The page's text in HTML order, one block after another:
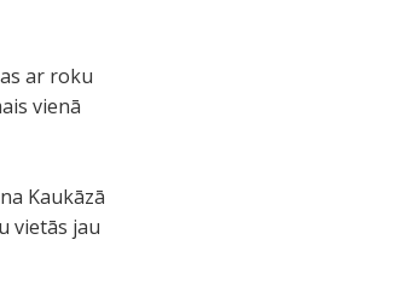
ar roku
vienā
Kaukāzā
vietās jau